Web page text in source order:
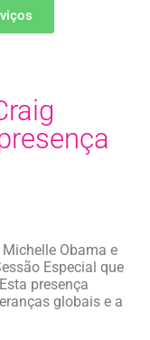
Obama e
Especial que
presença
globais e a